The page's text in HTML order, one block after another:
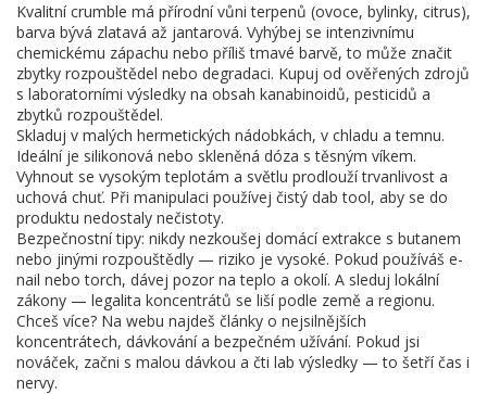
Kvalitní crumble má přírodní vůni terpenů (ovoce, bylinky, citrus),
barva bývá zlatavá až jantarová. Vyhýbej se intenzivnímu
chemickému zápachu nebo příliš tmavé barvě, to může značit
zbytky rozpouštědel nebo degradaci. Kupuj od ověřených zdrojů
s laboratorními výsledky na obsah kanabinoidů, pesticidů a
zbytků rozpouštědel.
Skladuj v malých hermetických nádobkách, v chladu a temnu.
Ideální je silikonová nebo skleněná dóza s těsným víkem.
Vyhnout se vysokým teplotám a světlu prodlouží trvanlivost a
uchová chuť. Při manipulaci používej čistý dab tool, aby se do
produktu nedostaly nečistoty.
Bezpečnostní tipy: nikdy nezkoušej domácí extrakce s butanem
nebo jinými rozpouštědly — riziko je vysoké. Pokud používáš e-
nail nebo torch, dávej pozor na teplo a okolí. A sleduj lokální
zákony — legalita koncentrátů se liší podle země a regionu.
Chceš více? Na webu najdeš články o nejsilnějších
koncentrátech, dávkování a bezpečném užívání. Pokud jsi
nováček, začni s malou dávkou a čti lab výsledky — to šetří čas i
nervy.